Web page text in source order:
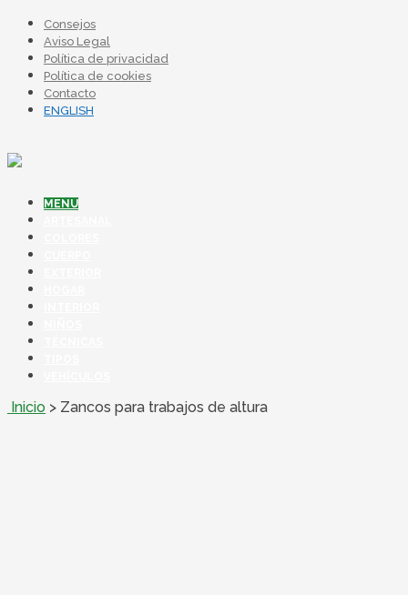
Consejos
Aviso Legal
Política de privacidad
Política de cookies
Contacto
ENGLISH
MENU
Inicio > Zancos para trabajos de altura